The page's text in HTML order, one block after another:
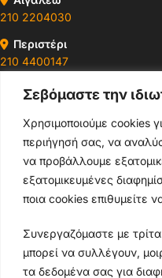
Σεβόμαστε την
Χρησιμοποιούμε cookies
περιήγησή σας, να
να προβάλλουμε
εξατομικευμένες
ποια cookies επιθυμείτε
Συνεργαζόμαστε με
μπορεί να συλλέγουν,
τα δεδομένα σας για
210 2204030
Περιστέρι
210 4400147
Ωράρια & Διευθύνσεις →
210 4929089
Κεντρικό τηλέφωνο
info@thikishop.gr
Δευ - Σάβ: 10:00 - 21:00